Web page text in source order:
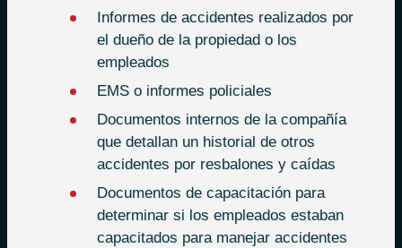
Informes de accidentes realizados por
el dueño de la propiedad o los
empleados
EMS o informes policiales
Documentos internos de la compañía
que detallan un historial de otros
accidentes por resbalones y caídas
Documentos de capacitación para
determinar si los empleados estaban
capacitados para manejar accidentes